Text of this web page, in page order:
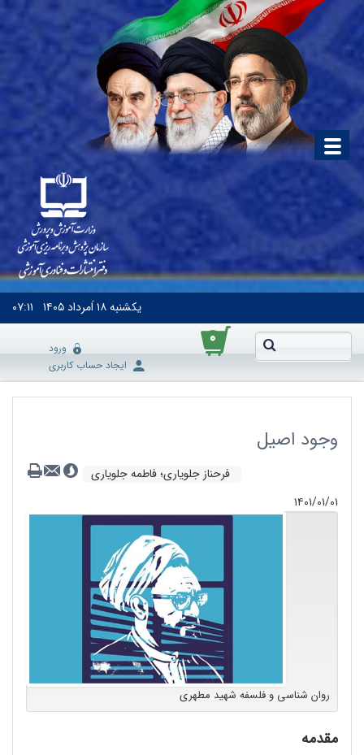
یکشنبه۱۸ اَمرداد ۱۴۰۵ ۰۷:۱۱
۰
ورود
ایجاد حساب کاربری
وجود اصیل
فرحناز جلویاری؛ فاطمه جلویاری
۱۴۰۱/۰۱/۰۱
روان شناسی و فلسفه شهید مطهری
مقدمه